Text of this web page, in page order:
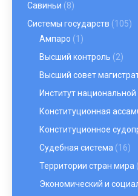
Савиньи (8)
Системы государств (105)
Ампаро (1)
Высший контроль (2)
Высший совет
Институт
Конституционная
Конституционное
Судебная система (16)
Территории стран мира
Экономический и